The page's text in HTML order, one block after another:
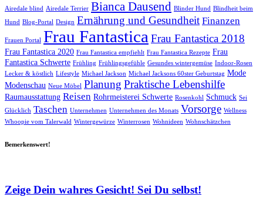
Airedale blind Airedale Terrier Bianca Dausend Blinder Hund Blindheit beim
Hund Blog-Portal Design Ernährung und Gesundheit Finanzen
Frauen Portal Frau Fantastica Frau Fantastica 2018
Frau Fantastica 2020 Frau Fantastica empfiehlt Frau Fantastica Rezepte Frau
Fantastica Schwerte Frühling Frühlingsgefühle Gesundes wintergemüse Indoor-Rosen
Lecker & köstlich Lifestyle Michael Jackson Michael Jacksons 60ster Geburtstag Mode
Modenschau Neue Möbel Planung Praktische Lebenshilfe
Raumausstattung Reisen Rohrmeisterei Schwerte Rosenkohl Schmuck Sei
Glücklich Taschen Unternehmen Unternehmen des Monats Vorsorge Wellness
Whoopie vom Talerwald Wintergewürze Winterrosen Wohnideen Wohnschätzchen
Bemerkenswert!
Zeige Dein wahres Gesicht! Sei Du selbst!